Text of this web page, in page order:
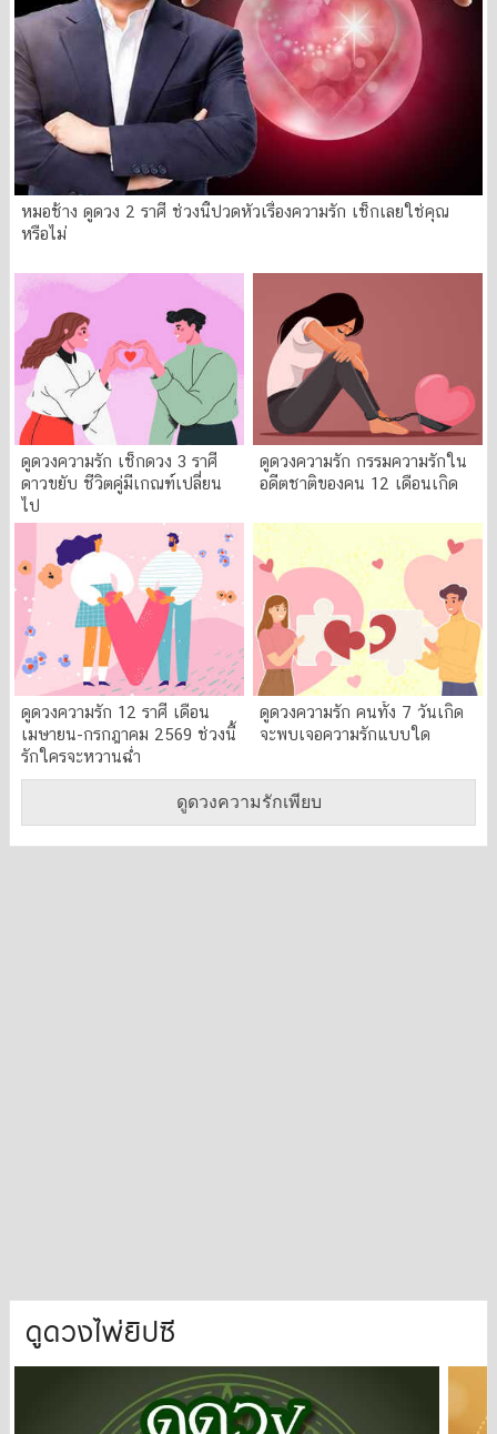
หมอช้าง ดูดวง 2 ราศี ช่วงนี้ปวดหัวเรื่องความรัก เช็กเลยใช่คุณ
หรือไม่
ดูดวงความรัก เช็กดวง 3 ราศี
ดาวขยับ ชีวิตคู่มีเกณฑ์เปลี่ยน
ไป
ดูดวงความรัก กรรมความรักใน
อดีตชาติของคน 12 เดือนเกิด
ดูดวงความรัก 12 ราศี เดือน
เมษายน-กรกฎาคม 2569 ช่วงนี้
รักใครจะหวานฉ่ำ
ดูดวงความรัก คนทั้ง 7 วันเกิด
จะพบเจอความรักแบบใด
ดูดวงความรักเพียบ
ดูดวงไพ่ยิปซี